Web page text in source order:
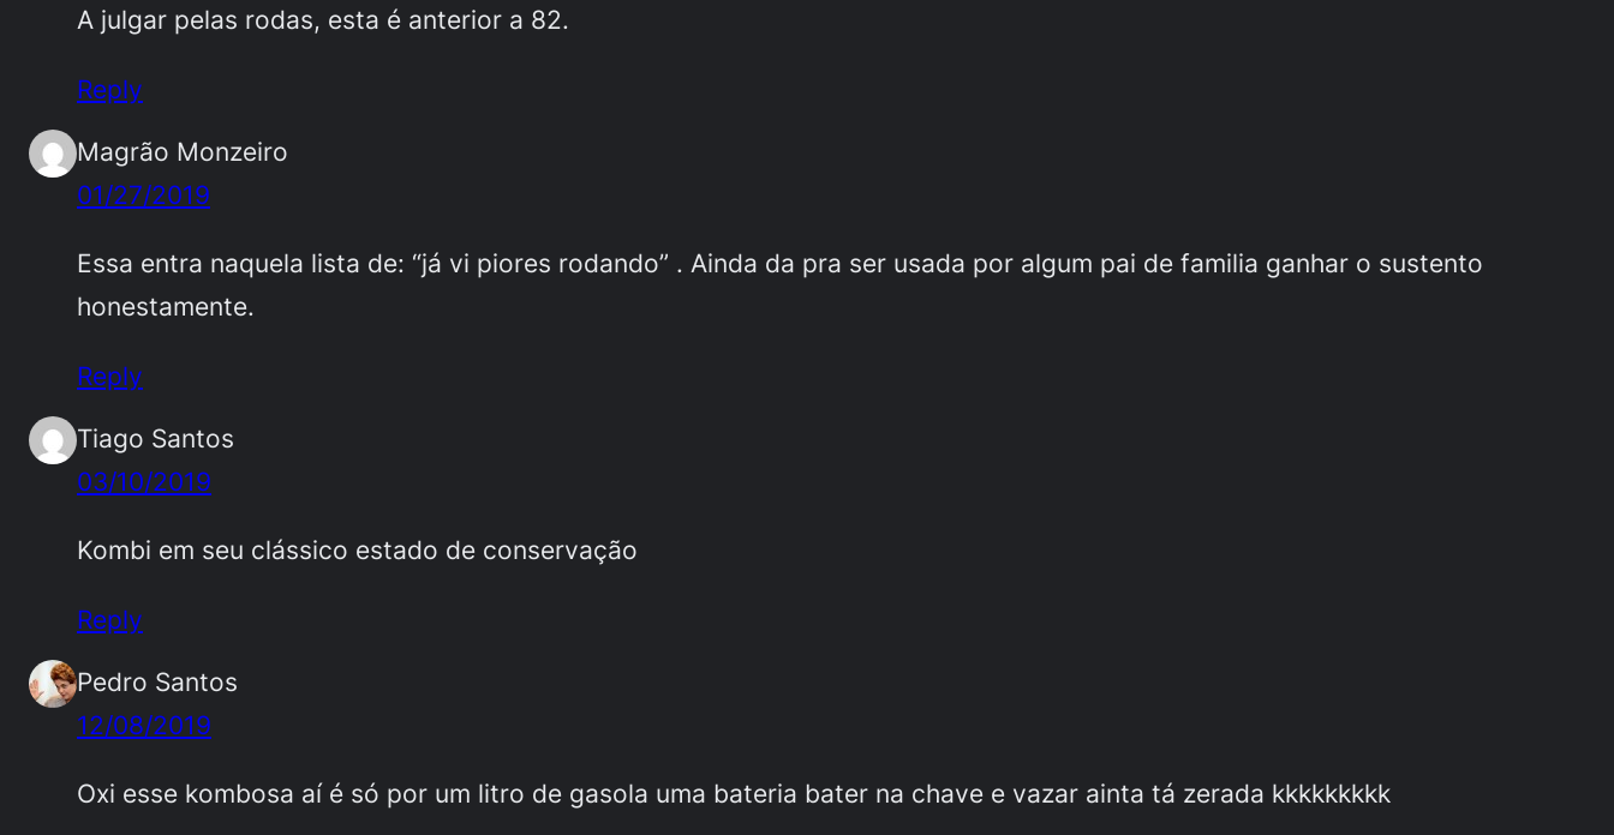
A julgar pelas rodas, esta é anterior a 82.
Reply
Magrão Monzeiro
01/27/2019
Essa entra naquela lista de: “já vi piores rodando” . Ainda da pra ser usada por algum pai de familia ganhar o sustento
honestamente.
Reply
Tiago Santos
03/10/2019
Kombi em seu clássico estado de conservação
Reply
Pedro Santos
12/08/2019
Oxi esse kombosa aí é só por um litro de gasola uma bateria bater na chave e vazar ainta tá zerada kkkkkkkkk